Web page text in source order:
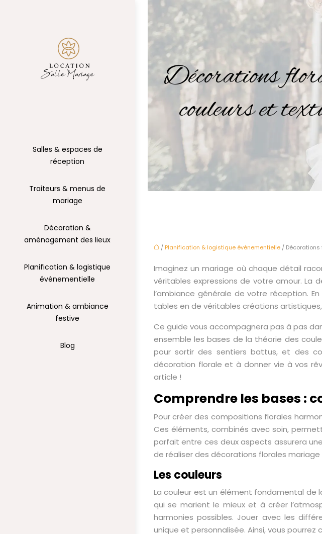
Salles & espaces de
réception
Traiteurs & menus de
mariage
Décoration &
aménagement des lieux
Planification & logistique
événementielle
Animation & ambiance
festive
Blog
Décorations
couleurs et
/ Planification & logistique événementielle/ Décorations
Imaginez un mariage où chaque détail
véritables expressions de votre amour. La
l’ambiance générale de votre réception.
tables en de véritables créations
Ce guide vous accompagnera pas à pas
ensemble les bases de la théorie des
pour sortir des sentiers battus, et des
décoration florale et à donner vie à vos
article !
Comprendre les bases :
Pour créer des compositions florales
Ces éléments, combinés avec soin,
parfait entre ces deux aspects assurera
de réaliser des décorations florales
Les couleurs
La couleur est un élément fondamental de
qui se marient le mieux et à créer
harmonies possibles. Jouer avec les
unique et personnalisée. Ainsi, vous pourrez